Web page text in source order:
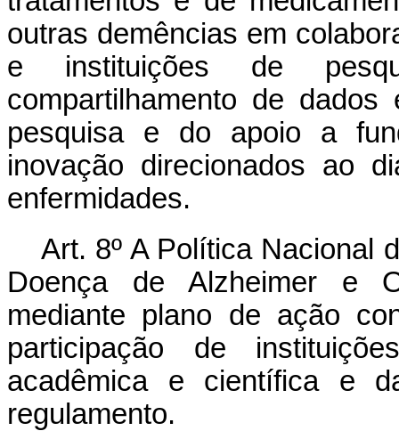
outras demências em
e instituições de
compartilhamento de
pesquisa e do apoio a
inovação direcionados ao
enfermidades.
Art. 8º A Política Nacional
Doença de Alzheimer e
mediante plano de ação
participação de
acadêmica e científica e
regulamento.